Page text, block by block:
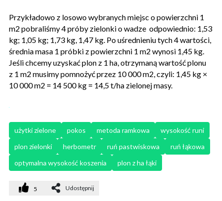
Przykładowo z losowo wybranych miejsc o powierzchni 1
m2 pobraliśmy 4 próby zielonki o wadze odpowiednio: 1,53
kg; 1,05 kg; 1,73 kg, 1,47 kg. Po uśrednieniu tych 4 wartości,
średnia masa 1 próbki z powierzchni 1 m2 wynosi 1,45 kg.
Jeśli chcemy uzyskać plon z 1 ha, otrzymaną wartość plonu
z 1 m2 musimy pomnożyć przez 10 000 m2, czyli: 1,45 kg ×
10 000 m2 = 14 500 kg = 14,5 t/ha zielonej masy.
użytki zielone pokos metoda ramkowa
wysokość runi
plon zielonki
herbometr ruń pastwiskowa
ruń łąkowa
optymalna wysokość koszenia
plon z ha łąki
5 Udostępnij